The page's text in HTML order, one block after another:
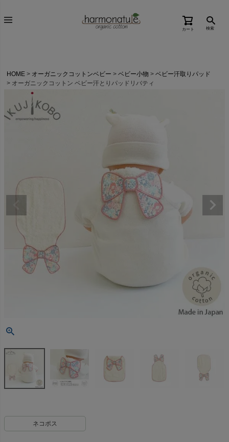
カート 検索
HOME オーガニックコットンベビー ベビー小物
ベビー汗取りパッド
オーガニックコットン ベビー汗とりパッドリバティ
ネコポス